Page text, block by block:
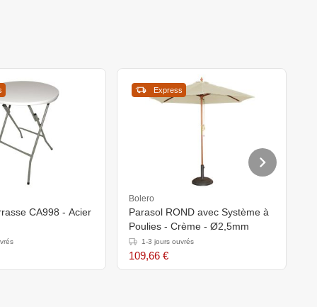
CA998 - Acier
Express
Bolero
Parasol ROND avec Système à
Poulies - Crème - Ø2,5mm
1-3 jours ouvrés
109,66 €